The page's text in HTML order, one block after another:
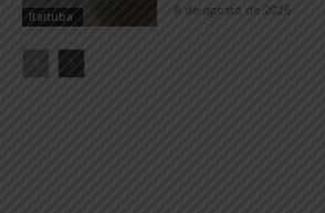
Itaituba 8 de agosto de 2026